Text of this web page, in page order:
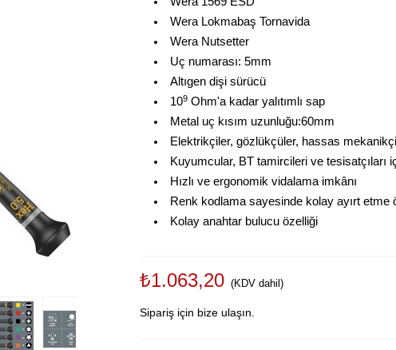
Wera Lokmabaş Tornavida
Wera Nutsetter
Uç numarası: 5mm
Altıgen dişi sürücü
109Ohm'a kadar yalıtımlı sap
Metal uç kısım uzunluğu:60mm
Elektrikçiler, gözlükçüler, hassas
Kuyumcular, BT tamircileri ve tesisatçıları
Hızlı ve ergonomik vidalama imkânı
Renk kodlama sayesinde kolay ayırt etme
Kolay anahtar bulucu özelliği
₺1.063,20 (KDV dahil)
Sipariş için bize ulaşın.